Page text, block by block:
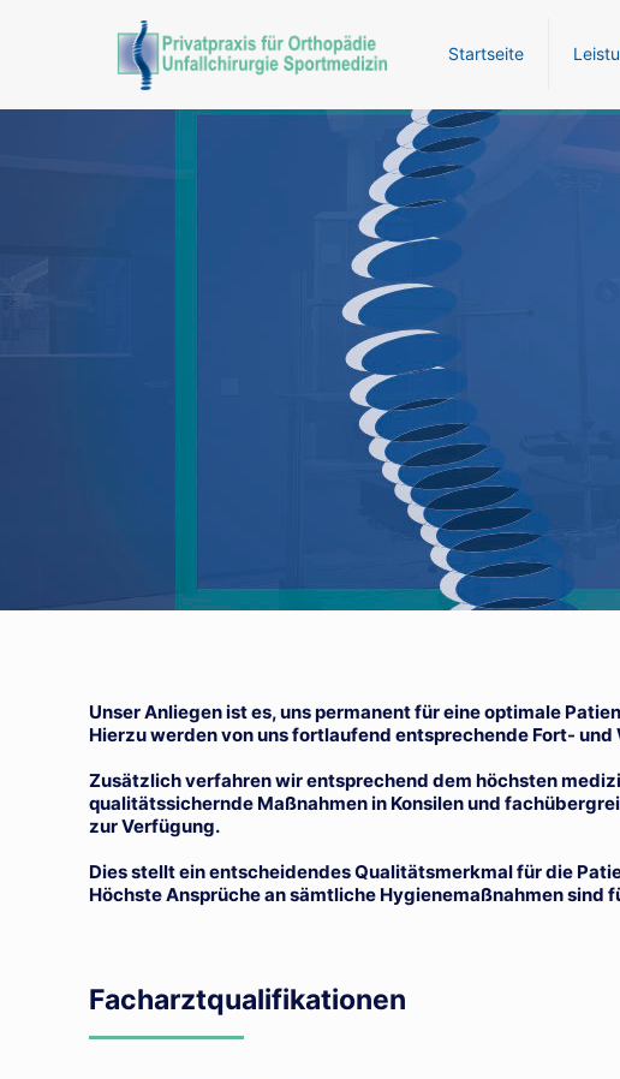
Startseite
Unser Anliegen ist es, uns permanent für eine optimale
Hierzu werden von uns fortlaufend entsprechende Fort-
Zusätzlich verfahren wir entsprechend dem höchsten
qualitätssichernde Maßnahmen in Konsilen und
zur Verfügung.
Dies stellt ein entscheidendes Qualitätsmerkmal für die
Höchste Ansprüche an sämtliche Hygienemaßnahmen
Facharztqualifikationen